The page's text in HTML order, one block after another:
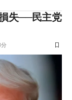
失──民主党